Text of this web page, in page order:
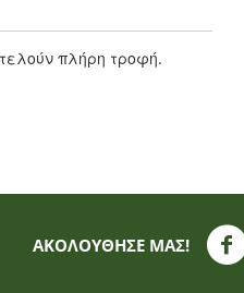
πλήρη τροφή.
ΑΚΟΛΟΥΘΗΣΈ ΜΑΣ!